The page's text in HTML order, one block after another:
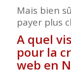
Mais bien
payer plus
A quel
pour la
web en